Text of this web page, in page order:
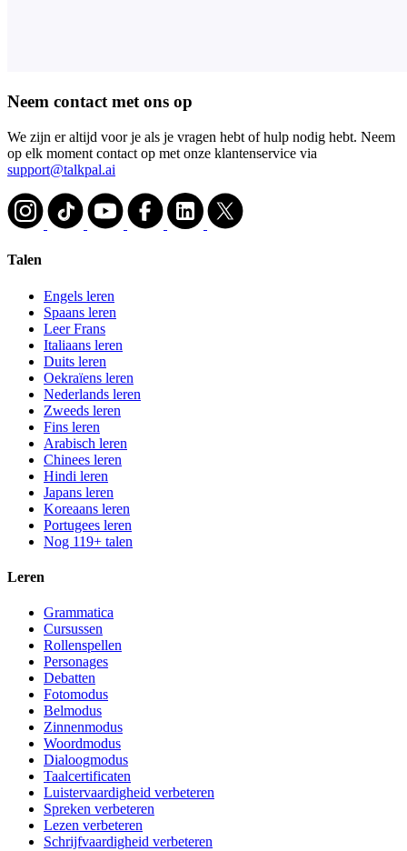
Neem contact met ons op
We zijn er altijd voor je als je vragen hebt of hulp nodig hebt. Neem
op elk moment contact op met onze klantenservice via
support@talkpal.ai
Talen
Engels leren
Spaans leren
Leer Frans
Italiaans leren
Duits leren
Oekraïens leren
Nederlands leren
Zweeds leren
Fins leren
Arabisch leren
Chinees leren
Hindi leren
Japans leren
Koreaans leren
Portugees leren
Nog 119+ talen
Leren
Grammatica
Cursussen
Rollenspellen
Personages
Debatten
Fotomodus
Belmodus
Zinnenmodus
Woordmodus
Dialoogmodus
Taalcertificaten
Luistervaardigheid verbeteren
Spreken verbeteren
Lezen verbeteren
Schrijfvaardigheid verbeteren